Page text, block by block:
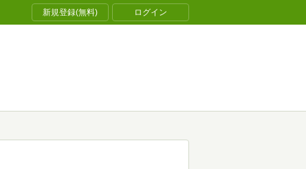
新規登録(無料) ログイン